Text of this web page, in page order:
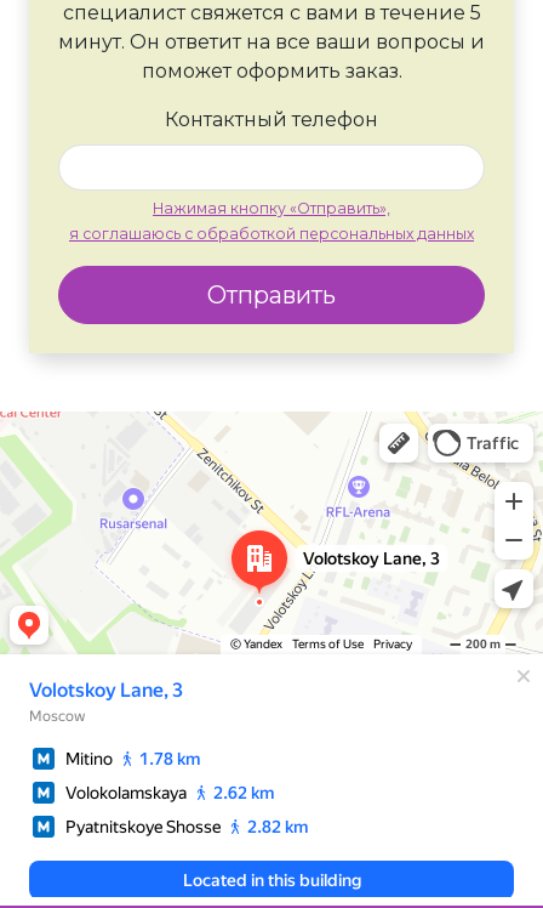
специалист свяжется с вами в течение 5
минут. Он ответит на все ваши вопросы и
поможет оформить заказ.
Контактный телефон
Нажимая кнопку «Отправить»,
я соглашаюсь с обработкой персональных данных
Отправить
Москва
Яндекс Карты — транспорт, навигация, поиск мест